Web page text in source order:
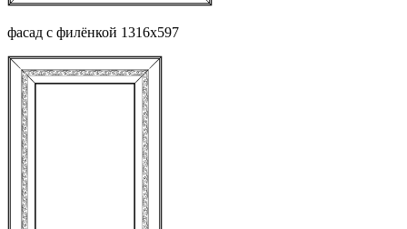
фасад с филёнкой 1316х597